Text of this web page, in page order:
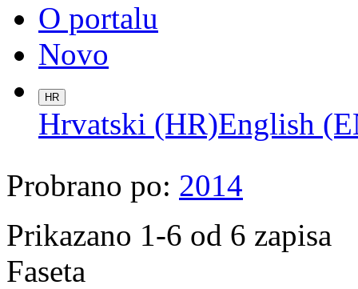
O portalu
Novo
HR
Hrvatski (HR)English
Probrano po: 2014
Prikazano 1-6 od 6 zapisa
Faseta